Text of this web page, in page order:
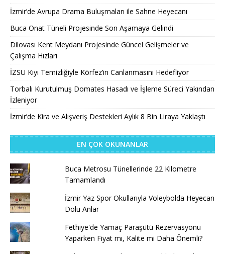
İzmir’de Avrupa Drama Buluşmaları ile Sahne Heyecanı
Buca Onat Tüneli Projesinde Son Aşamaya Gelindi
Dilovası Kent Meydanı Projesinde Güncel Gelişmeler ve
Çalışma Hızları
İZSU Kıyı Temizliğiyle Körfez’in Canlanmasını Hedefliyor
Torbalı Kurutulmuş Domates Hasadı ve İşleme Süreci Yakından
İzleniyor
İzmir’de Kira ve Alışveriş Destekleri Aylık 8 Bin Liraya Yaklaştı
EN ÇOK OKUNANLAR
Buca Metrosu Tünellerinde 22 Kilometre
Tamamlandı
İzmir Yaz Spor Okullarıyla Voleybolda Heyecan
Dolu Anlar
Fethiye'de Yamaç Paraşütü Rezervasyonu
Yaparken Fiyat mı, Kalite mi Daha Önemli?